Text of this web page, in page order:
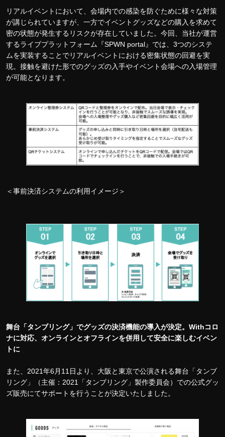
リアルイベントにおいて、会場内での感染を防ぐために様々な対策
が講じられていますが、一方でイベントグッズなどの購入を求めて
密の状態が発生するリスクが存在していました。今回、当社が運営
するライブプラットフォーム『SPWN portal』では、3つのシステ
ムを実装することでリアルイベントにおける密集状態の回避を実
現。接触を避けた形でのグッズの入手やイベント会場への入場管理
が可能となります。
＜事前決済システムの利用イメージ＞
舞台「タンブリング」でグッズの決済機能の導入が決定。Withコロ
ナに対応、オンラインとオフラインを併用して安全に楽しむイベン
トに
また、2021年6月11日より、大阪と東京で公演される舞台「タンブ
リング」（主催：2021「タンブリング」製作委員会）での公式グッ
ズ販売にてサポートを行うことが決定いたしました。